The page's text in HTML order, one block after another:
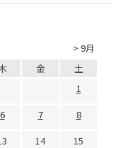
> 9月
金
土
1
6 7
8
14
15